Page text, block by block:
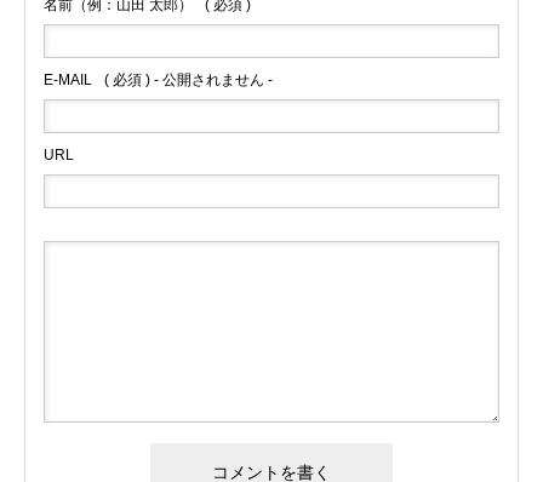
名前（例：山田 太郎） ( 必須 )
E-MAIL ( 必須 ) - 公開されません -
URL